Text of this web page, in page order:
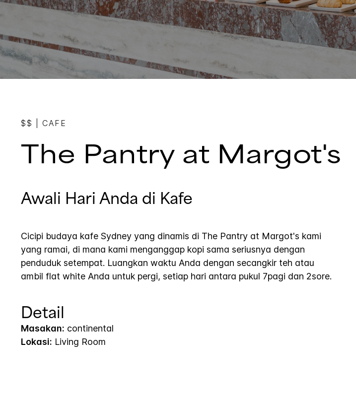
$$ CAFE
The Pantry at Margot's
Awali Hari Anda di Kafe
Cicipi budaya kafe Sydney yang dinamis di The Pantry at Margot's kami
yang ramai, di mana kami menganggap kopi sama seriusnya dengan
penduduk setempat. Luangkan waktu Anda dengan secangkir teh atau
ambil flat white Anda untuk pergi, setiap hari antara pukul 7pagi dan 2sore.
Detail
Masakan: continental
Lokasi: Living Room